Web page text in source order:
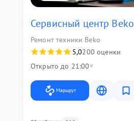
Сервисный центр Beko
Ремонт техники Beko
5,0200 оценки
Открыто до 21:00
Маршрут